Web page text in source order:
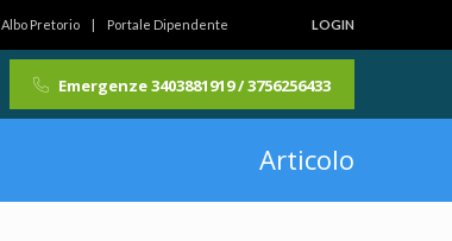
Albo Pretorio Portale Dipendente LOGIN
Emergenze 3403881919 / 3756256433
Articolo